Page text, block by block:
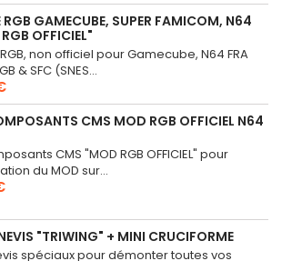
RGB GAMECUBE, SUPER FAMICOM, N64
OFFICIEL"
non officiel pour Gamecube, N64 FRA
& SFC (SNES...
CMS MOD RGB OFFICIEL N64
CMS "MOD RGB OFFICIEL" pour
du MOD sur...
"TRIWING" + MINI CRUCIFORME
spéciaux pour démonter toutes vos